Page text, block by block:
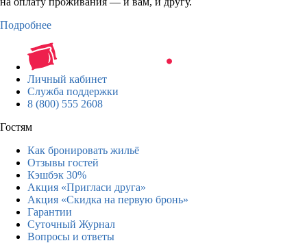
Подробнее
Личный кабинет
Служба поддержки
8 (800) 555 2608
Гостям
Как бронировать жильё
Отзывы гостей
Кэшбэк 30%
Акция «Пригласи друга»
Акция «Скидка на первую бронь»
Гарантии
Суточный Журнал
Вопросы и ответы